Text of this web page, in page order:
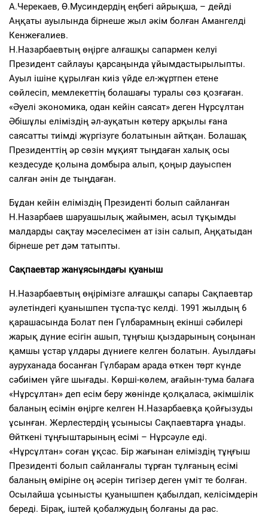
А.Черекаев, Ө.Мусиндердің еңбегі айрықша, – дейді
Аңқаты ауылында бірнеше жыл әкім болған Амангелді
Кенжеғалиев.
Н.Назарбаевтың өңірге алғашқы сапармен келуі
Президент сайлауы қарсаңында ұйымдастырылыпты.
Ауыл ішіне құрылған киіз үйде ел-жұртпен етене
сөйлесіп, мемлекеттің болашағы туралы сөз қозғаған.
«Әуелі экономика, одан кейін саясат» деген Нұрсұлтан
Әбішұлы еліміздің әл-ауқатын көтеру арқылы ғана
саясатты тиімді жүргізуге болатынын айтқан. Болашақ
Президенттің әр сөзін мұқият тыңдаған халық осы
кездесуде қолына домбыра алып, қоңыр дауыспен
салған әнін де тыңдаған.
Бұдан кейін еліміздің Президенті болып сайланған
Н.Назарбаев шаруашылық жайымен, асыл тұқымды
малдарды сақтау мәселесімен ат ізін салып, Аңқатыдан
бірнеше рет дәм татыпты.
Сақпаевтар жанұясындағы қуаныш
Н.Назарбаевтың өңірімізге алғашқы сапары Сақпаевтар
әулетіндегі қуанышпен тұспа-тұс келді. 1991 жылдың 6
қарашасында Болат пен Гүлбарамның екінші сәбилері
жарық дүние есігін ашып, тұңғыш қыздарының соңынан
қамшы ұстар ұлдары дүниеге келген болатын. Ауылдағы
ауруханада босанған Гүлбарам арада өткен төрт күнде
сәбиімен үйге шығады. Көрші-көлем, ағайын-тума балаға
«Нұрсұлтан» деп есім беру жөнінде қолқаласа, әкімшілік
баланың есімін өңірге келген Н.Назарбаевқа қойғызуды
ұсынған. Жерлестердің ұсынысы Сақпаевтарға ұнады.
Өйткені тұңғыштарының есімі – Нұрсәуле еді.
«Нұрсұлтан» соған ұқсас. Бір жағынан еліміздің тұңғыш
Президенті болып сайланғалы тұрған тұлғаның есімі
баланың өміріне оң әсерін тигізер деген үміт те болған.
Осылайша ұсынысты қуанышпен қабылдап, келісімдерін
береді. Бірақ, іштей қобалжудың болғаны да рас.